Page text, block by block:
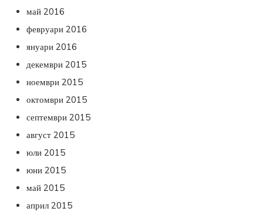
май 2016
февруари 2016
януари 2016
декември 2015
ноември 2015
октомври 2015
септември 2015
август 2015
юли 2015
юни 2015
май 2015
април 2015